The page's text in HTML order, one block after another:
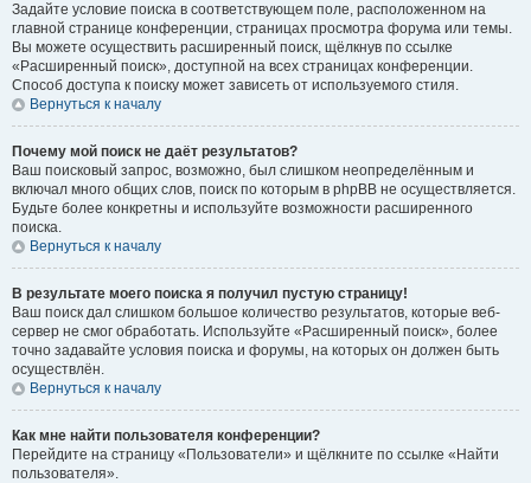
Задайте условие поиска в соответствующем поле, расположенном на
главной странице конференции, страницах просмотра форума или темы.
Вы можете осуществить расширенный поиск, щёлкнув по ссылке
«Расширенный поиск», доступной на всех страницах конференции.
Способ доступа к поиску может зависеть от используемого стиля.
Вернуться к началу
Почему мой поиск не даёт результатов?
Ваш поисковый запрос, возможно, был слишком неопределённым и
включал много общих слов, поиск по которым в phpBB не осуществляется.
Будьте более конкретны и используйте возможности расширенного
поиска.
Вернуться к началу
В результате моего поиска я получил пустую страницу!
Ваш поиск дал слишком большое количество результатов, которые веб-
сервер не смог обработать. Используйте «Расширенный поиск», более
точно задавайте условия поиска и форумы, на которых он должен быть
осуществлён.
Вернуться к началу
Как мне найти пользователя конференции?
Перейдите на страницу «Пользователи» и щёлкните по ссылке «Найти
пользователя».